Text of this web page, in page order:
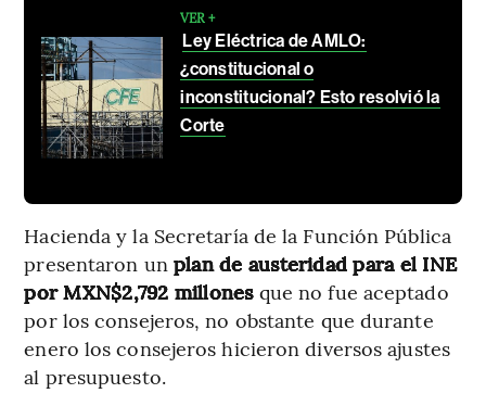
VER +
Ley Eléctrica de AMLO:
¿constitucional o
inconstitucional? Esto resolvió la
Corte
Hacienda y la Secretaría de la Función Pública
presentaron un plan de austeridad para el INE
por MXN$2,792 millonesque no fue aceptado
por los consejeros, no obstante que durante
enero los consejeros hicieron diversos ajustes
al presupuesto.